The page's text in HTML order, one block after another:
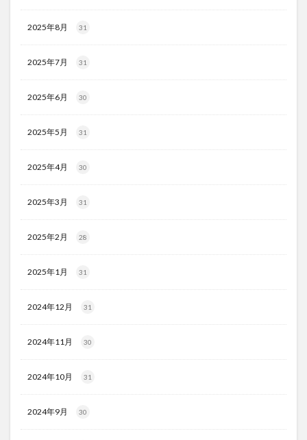
2025年8月 31
2025年7月 31
2025年6月 30
2025年5月 31
2025年4月 30
2025年3月 31
2025年2月 28
2025年1月 31
2024年12月 31
2024年11月 30
2024年10月 31
2024年9月 30